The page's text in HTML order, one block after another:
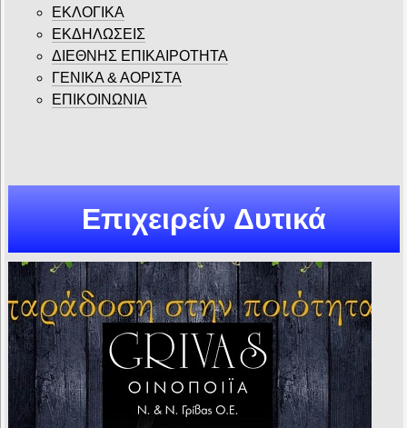
ΕΚΛΟΓΙΚΑ
ΕΚΔΗΛΩΣΕΙΣ
ΔΙΕΘΝΗΣ ΕΠΙΚΑΙΡΟΤΗΤΑ
ΓΕΝΙΚΑ & ΑΟΡΙΣΤΑ
ΕΠΙΚΟΙΝΩΝΙΑ
Επιχειρείν Δυτικά